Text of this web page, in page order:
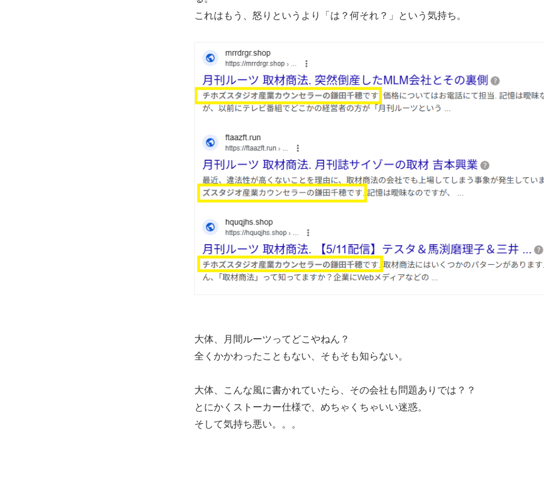
これはもう、怒りというより「は？何それ？」という気持ち。
大体、月間ルーツってどこやねん？
全くかかわったこともない、そもそも知らない。
大体、こんな風に書かれていたら、その会社も問題ありでは？？
とにかくストーカー仕様で、めちゃくちゃいい迷惑。
そして気持ち悪い。。。